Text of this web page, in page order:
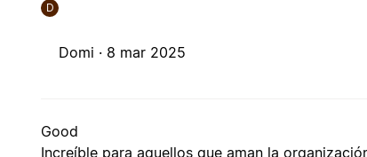
D
Domi · 8 mar 2025
Good
Increíble para aquellos que aman la